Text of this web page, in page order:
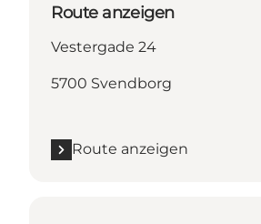
Route anzeigen
Vestergade 24
5700 Svendborg
Route anzeigen